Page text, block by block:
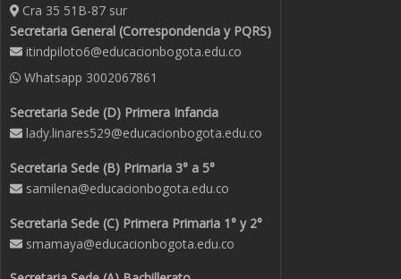
Cra 35 51B-87 sur
Secretaria General (Correspondencia y PQRS)
itindpiloto6@educacionbogota.edu.co
Whatsapp 3002067861
Secretaria Sede (D) Primera Infancia
lady.linares529@educacionbogota.edu.co
Secretaria Sede (B) Primaria 3° a 5°
samilena@educacionbogota.edu.co
Secretaria Sede (C) Primera Primaria 1° y 2°
smamaya@educacionbogota.edu.co